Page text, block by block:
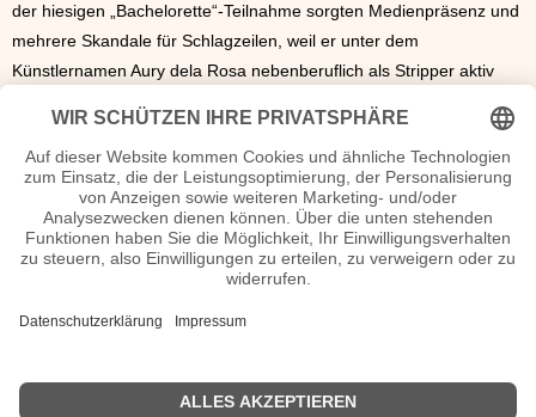
der hiesigen „Bachelorette“-Teilnahme sorgten Medienpräsenz und
mehrere Skandale für Schlagzeilen, weil er unter dem
Künstlernamen Aury dela Rosa nebenberuflich als Stripper aktiv
Machosprüche und seine polarisierenden Kommentare auf.
Nachdem er ausgeschieden war, schlug er sich als „Special Guest“
in Diskotheken und Einkaufszentren durch.
Seine Arbeit als Erotikdarsteller sorgte für weitere Schlagzeilen.
Savina spielte 2012 die Hauptrolle in einem Softporno „Sexy Pole
Girls – Das Leben an der Stange“. Darin war er der Bordellbesitzer
Stunden im Kreise seiner Familie genießt, zog am 16. Januar 2015